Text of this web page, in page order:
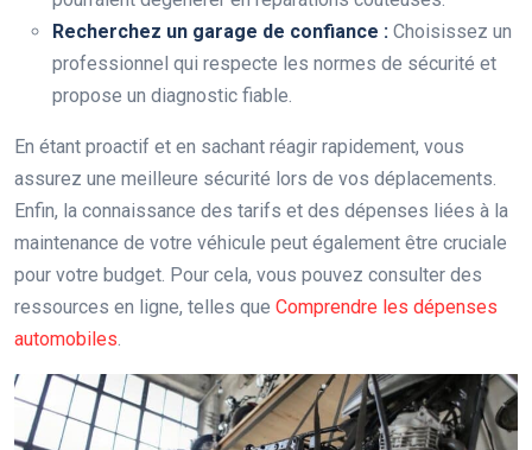
Recherchez un garage de confiance : Choisissez un
professionnel qui respecte les normes de sécurité et
propose un diagnostic fiable.
En étant proactif et en sachant réagir rapidement, vous
assurez une meilleure sécurité lors de vos déplacements.
Enfin, la connaissance des tarifs et des dépenses liées à la
maintenance de votre véhicule peut également être cruciale
pour votre budget. Pour cela, vous pouvez consulter des
ressources en ligne, telles que Comprendre les dépenses
automobiles.